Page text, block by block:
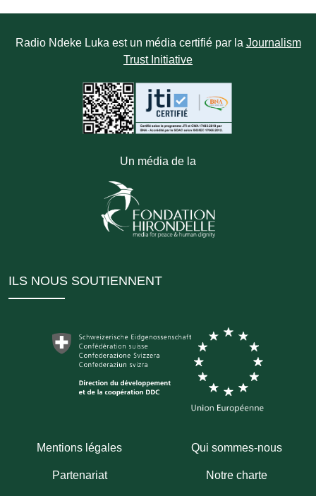
Radio Ndeke Luka est un média certifié par la Journalism
Trust Initiative
Un média de la
ILS NOUS SOUTIENNENT
Mentions légales Qui sommes-nous
Partenariat Notre charte